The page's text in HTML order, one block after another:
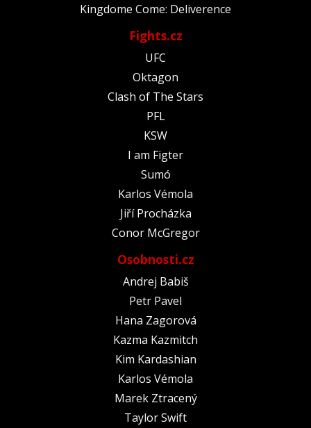
Kingdome Come: Deliverence
Fights.cz
UFC
Oktagon
Clash of The Stars
PFL
KSW
I am Figter
Sumó
Karlos Vémola
Jiří Procházka
Conor McGregor
Osobnosti.cz
Andrej Babiš
Petr Pavel
Hana Zagorová
Kazma Kazmitch
Kim Kardashian
Karlos Vémola
Marek Ztracený
Taylor Swift